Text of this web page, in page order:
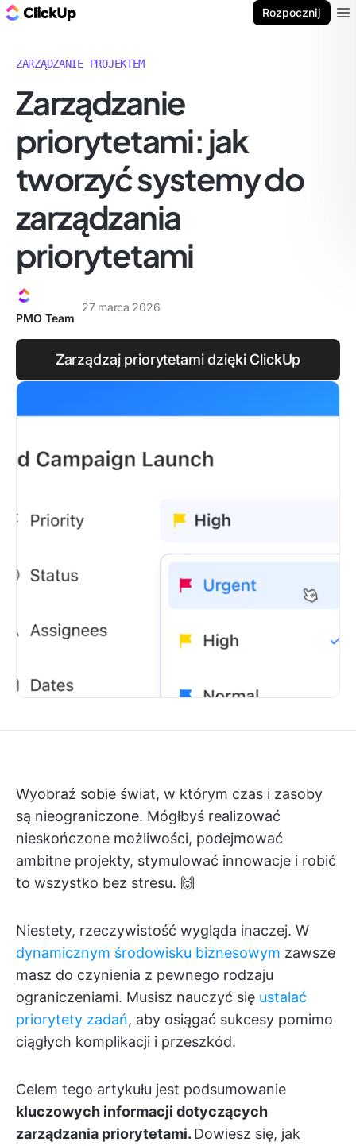
Rozpocznij
ZARZĄDZANIE PROJEKTEM
Zarządzanie
priorytetami: jak
tworzyć systemy do
zarządzania
priorytetami
PMO Team
27 marca 2026
Zarządzaj priorytetami dzięki ClickUp
Wyobraź sobie świat, w którym czas i zasoby
są nieograniczone. Mógłbyś realizować
nieskończone możliwości, podejmować
ambitne projekty, stymulować innowacje i robić
to wszystko bez stresu. 🙌
Niestety, rzeczywistość wygląda inaczej. W
dynamicznym środowisku biznesowym zawsze
masz do czynienia z pewnego rodzaju
ograniczeniami. Musisz nauczyć się ustalać
priorytety zadań, aby osiągać sukcesy pomimo
ciągłych komplikacji i przeszkód.
Celem tego artykułu jest podsumowanie
kluczowych informacji dotyczących
zarządzania priorytetami. Dowiesz się, jak